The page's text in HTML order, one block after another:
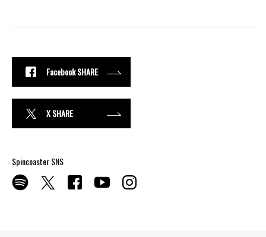
Facebook SHARE
X SHARE
Spincoaster SNS